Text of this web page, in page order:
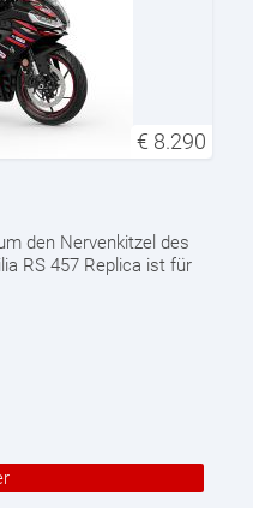
€ 8.290
den Nervenkitzel des
RS 457 Replica ist für